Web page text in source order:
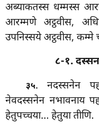
अब्याकतस्स धम्मस्स
आरम्मणे अट्ठवीस,
उपनिस्सये अट्ठवीस, कम्मे
८-१.
३५. नदस्सनेन
नेवदस्सनेन नभावनाय
हेतुपच्चया… हेतुया तीणि.